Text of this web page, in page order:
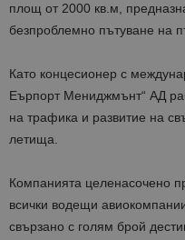
площ от 2000 кв.м,
безпроблемно пътуване на
Като концесионер с
Еърпорт Мениджмънт“ АД
на трафика и развитие на
летища.
Компанията целенасочено
всички водещи
свързано с голям брой